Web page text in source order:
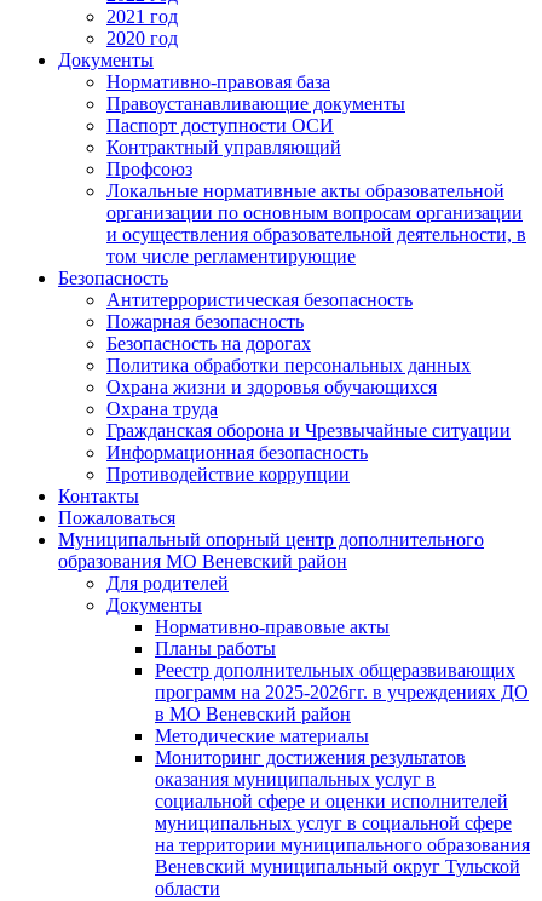
2021 год
2020 год
Документы
Нормативно-правовая база
Правоустанавливающие документы
Паспорт доступности ОСИ
Контрактный управляющий
Профсоюз
Локальные нормативные акты образовательной
организации по основным вопросам организации
и осуществления образовательной деятельности, в
том числе регламентирующие
Безопасность
Антитеррористическая безопасность
Пожарная безопасность
Безопасность на дорогах
Политика обработки персональных данных
Охрана жизни и здоровья обучающихся
Охрана труда
Гражданская оборона и Чрезвычайные ситуации
Информационная безопасность
Противодействие коррупции
Контакты
Пожаловаться
Муниципальный опорный центр дополнительного
образования МО Веневский район
Для родителей
Документы
Нормативно-правовые акты
Планы работы
Реестр дополнительных общеразвивающих
программ на 2025-2026гг. в учреждениях ДО
в МО Веневский район
Методические материалы
Мониторинг достижения результатов
оказания муниципальных услуг в
социальной сфере и оценки исполнителей
муниципальных услуг в социальной сфере
на территории муниципального образования
Веневский муниципальный округ Тульской
области